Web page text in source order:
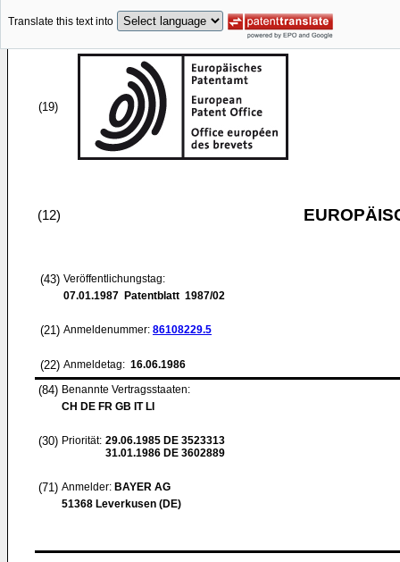
Translate this text into
(19)
(12)
(43) Veröffentlichungstag:
07.01.1987 Patentblatt 1987/02
(21) Anmeldenummer: 86108229.5
(22) Anmeldetag: 16.06.1986
(84) Benannte Vertragsstaaten:
CH DE FR GB IT LI
(30) Priorität: 29.06.1985 DE 3523313
31.01.1986 DE 3602889
(71) Anmelder: BAYER AG
51368 Leverkusen (DE)